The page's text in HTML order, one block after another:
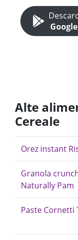
Alte
Cereale
Orez instant
Granola
Naturally Pam
Paste Cornetti